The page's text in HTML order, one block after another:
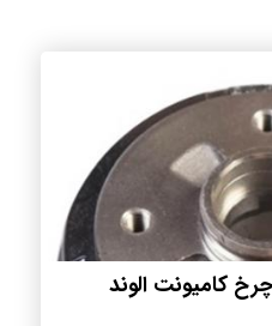
کامیونت الوند